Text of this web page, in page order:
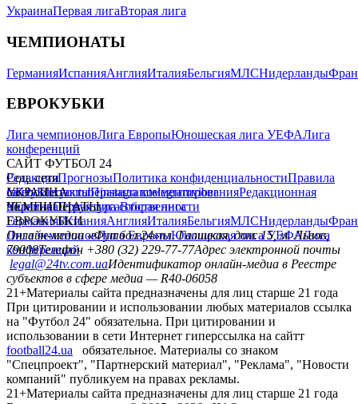
УкраинаПервая лигаВторая лига
ЧЕМПИОНАТЫ
ГерманияИспанияАнглияИталияБельгияМЛСНидерланды
ЕВРОКУБКИ
Лига чемпионовЛига ЕвропыЮношеская лига УЕФАЛига
конференций
САЙТ ФУТБОЛ 24
РедакцияПрогнозыПолитика конфиденциальностиПравила
сайтуКонтактыПравила комментированияРедакционная
политикаСтруктура собственности
Соц. сети
facebookxyoutubeinstagramtelegramviber
УКРАИНА
УкраинаПервая лигаВторая лига
ЧЕМПИОНАТЫ
ГерманияИспанияАнглияИталияБельгияМЛСНидерланды
ЕВРОКУБКИ
Лига чемпионовЛига ЕвропыЮношеская лига УЕФАЛига
конференций
Онлайн-медиа «Футбол 24»пл. Галицкая, дом. 15, м. Львов,
79008Телефон +380 (32) 229-77-77Адрес электронной почты
legal@24tv.com.uaИдентификатор онлайн-медиа в Реестре
субъектов в сфере медиа — R40-06058
21+Материалы сайта предназначены для лиц старше 21 года
При цитировании и использовании любых материалов ссылка
на "Футбол 24" обязательна. При цитировании и
использовании в сети Интернет гиперссылка на сайтт
football24.ua
обязательное. Материалы со знаком
"Спецпроект", "Партнерский материал", "Реклама", "Новости
компаний" публикуем на правах рекламы.
21+Материалы сайта предназначены для лиц старше 21 года